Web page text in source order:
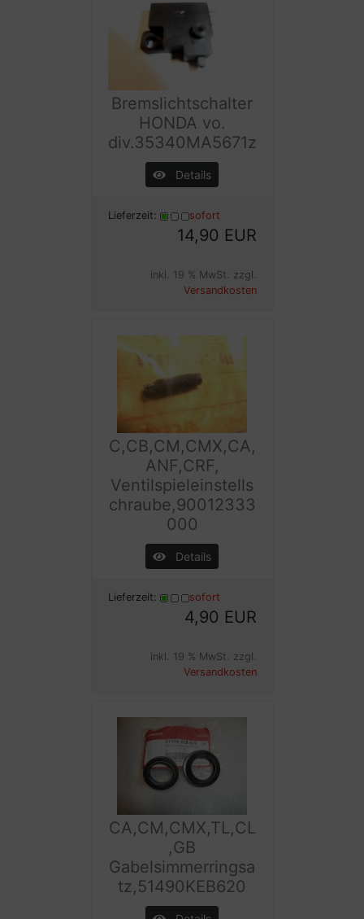
Bremslichtschalter
HONDA vo.
div.35340MA5671z
Details
Lieferzeit: sofort
14,90 EUR
inkl. 19 % MwSt. zzgl.
Versandkosten
C,CB,CM,CMX,CA,
ANF,CRF,
Ventilspieleinstells
chraube,90012333
000
Details
Lieferzeit: sofort
4,90 EUR
inkl. 19 % MwSt. zzgl.
Versandkosten
CA,CM,CMX,TL,CL
,GB
Gabelsimmerringsa
tz,51490KEB620